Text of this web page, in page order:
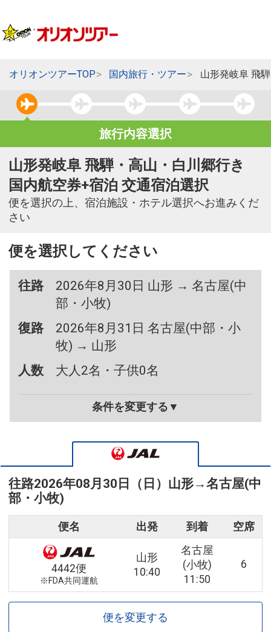
オリオンツアーTOP 国内旅行・ツアー 山形発岐阜 飛
旅行内容選択
山形発岐阜 飛騨・高山・白川郷行き
国内航空券+宿泊 交通宿泊選択
便を選択の上、宿泊施設・ホテル選択へお進みくだ
さい
便を選択してください
往路
2026年8月30日 山形 → 名古屋(中
部・小牧)
復路
2026年8月31日 名古屋(中部・小
牧) → 山形
人数
大人2名・子供0名
条件を変更する▼
往路2026年08月30日（日） 山形→名古屋(中
部・小牧)
便名 出発 到着 空席
4442便
※FDA共同運航
山形
10:40
名古屋
(小牧)
11:50
6
便を変更する